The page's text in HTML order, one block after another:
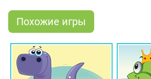
Похожие игры